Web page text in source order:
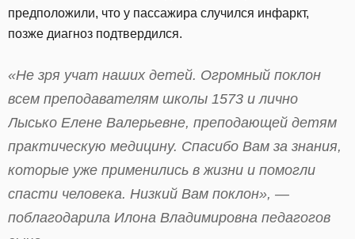
предположили, что у пассажира случился инфаркт,
позже диагноз подтвердился.
«Не зря учат наших детей. Огромный поклон
всем преподавателям школы 1573 и лично
Лысько Елене Валерьевне, преподающей детям
практическую медицину. Спасибо Вам за знания,
которые уже применились в жизни и помогли
спасти человека. Низкий Вам поклон», —
поблагодарила Илона Владимировна педагогов